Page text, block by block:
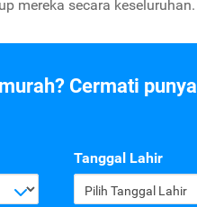
mereka secara keseluruhan.
Cermati punya
Tanggal Lahir
Pilih Tanggal Lahir